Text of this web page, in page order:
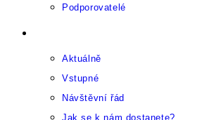
Podporovatelé
Aktuálně
Vstupné
Návštěvní řád
Jak se k nám dostanete?